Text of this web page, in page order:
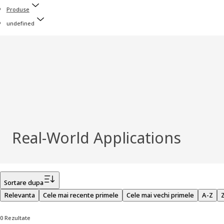
Produse
undefined
Real-World Applications
Sortare dupa
Relevanta
Cele mai recente primele Cele mai vechi primele A-Z
0 Rezultate